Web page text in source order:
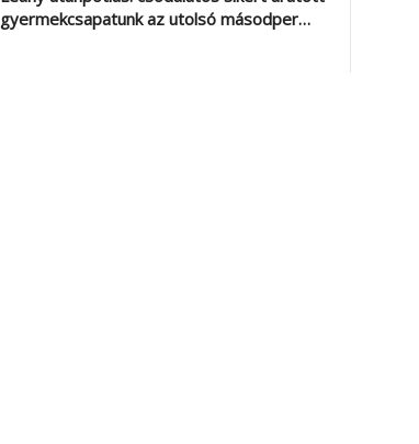
gyermekcsapatunk az utolsó másodper…